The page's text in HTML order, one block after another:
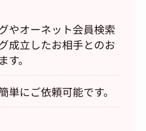
やオーネット会員検索
成立したお相手とのお
す。
単にご依頼可能です。